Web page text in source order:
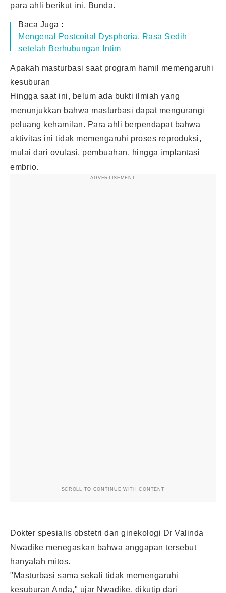
para ahli berikut ini, Bunda.
Baca Juga :
Mengenal Postcoital Dysphoria, Rasa Sedih
setelah Berhubungan Intim
Apakah masturbasi saat program hamil memengaruhi
kesuburan
Hingga saat ini, belum ada bukti ilmiah yang
menunjukkan bahwa masturbasi dapat mengurangi
peluang kehamilan. Para ahli berpendapat bahwa
aktivitas ini tidak memengaruhi proses reproduksi,
mulai dari ovulasi, pembuahan, hingga implantasi
embrio.
ADVERTISEMENT
SCROLL TO CONTINUE WITH CONTENT
Dokter spesialis obstetri dan ginekologi Dr Valinda
Nwadike menegaskan bahwa anggapan tersebut
hanyalah mitos.
"Masturbasi sama sekali tidak memengaruhi
kesuburan Anda," ujar Nwadike, dikutip dari